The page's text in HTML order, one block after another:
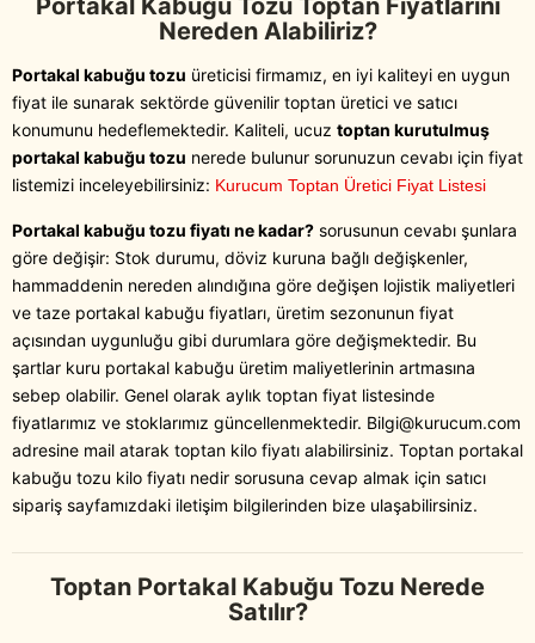
Nereden Alabiliriz?
Portakal kabuğu tozu üreticisi firmamız, en iyi kaliteyi en uygun
fiyat ile sunarak sektörde güvenilir toptan üretici ve satıcı
konumunu hedeflemektedir. Kaliteli, ucuz toptan kurutulmuş
portakal kabuğu tozu nerede bulunur sorunuzun cevabı için fiyat
listemizi inceleyebilirsiniz: Kurucum Toptan Üretici Fiyat Listesi
Portakal kabuğu tozu fiyatı ne kadar? sorusunun cevabı şunlara
göre değişir: Stok durumu, döviz kuruna bağlı değişkenler,
hammaddenin nereden alındığına göre değişen lojistik maliyetleri
ve taze portakal kabuğu fiyatları, üretim sezonunun fiyat
açısından uygunluğu gibi durumlara göre değişmektedir. Bu
şartlar kuru portakal kabuğu üretim maliyetlerinin artmasına
sebep olabilir. Genel olarak aylık toptan fiyat listesinde
fiyatlarımız ve stoklarımız güncellenmektedir. Bilgi@kurucum.com
adresine mail atarak toptan kilo fiyatı alabilirsiniz. Toptan portakal
kabuğu tozu kilo fiyatı nedir sorusuna cevap almak için satıcı
sipariş sayfamızdaki iletişim bilgilerinden bize ulaşabilirsiniz.
Toptan Portakal Kabuğu Tozu Nerede
Satılır?